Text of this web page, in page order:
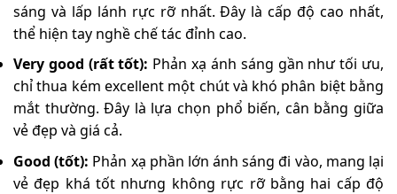
sáng và lấp lánh rực rỡ nhất. Đây là cấp độ cao nhất,
thể hiện tay nghề chế tác đỉnh cao.
Very good (rất tốt): Phản xạ ánh sáng gần như tối ưu,
chỉ thua kém excellent một chút và khó phân biệt bằng
mắt thường. Đây là lựa chọn phổ biến, cân bằng giữa
vẻ đẹp và giá cả.
Good (tốt): Phản xạ phần lớn ánh sáng đi vào, mang lại
vẻ đẹp khá tốt nhưng không rực rỡ bằng hai cấp độ